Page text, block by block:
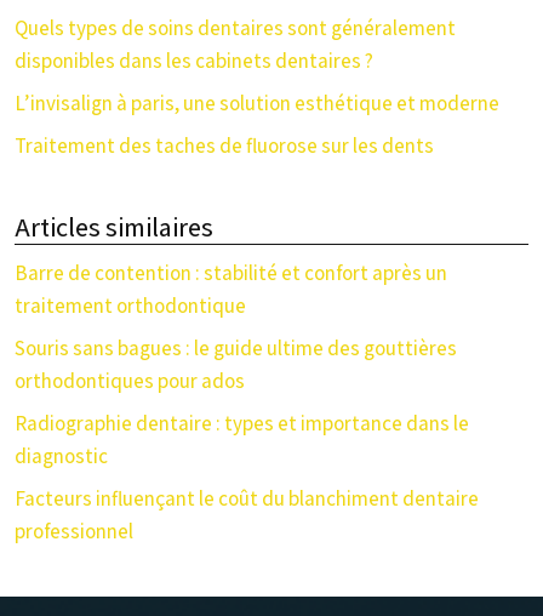
Quels types de soins dentaires sont généralement
disponibles dans les cabinets dentaires ?
L’invisalign à paris, une solution esthétique et moderne
Traitement des taches de fluorose sur les dents
Articles similaires
Barre de contention : stabilité et confort après un
traitement orthodontique
Souris sans bagues : le guide ultime des gouttières
orthodontiques pour ados
Radiographie dentaire : types et importance dans le
diagnostic
Facteurs influençant le coût du blanchiment dentaire
professionnel